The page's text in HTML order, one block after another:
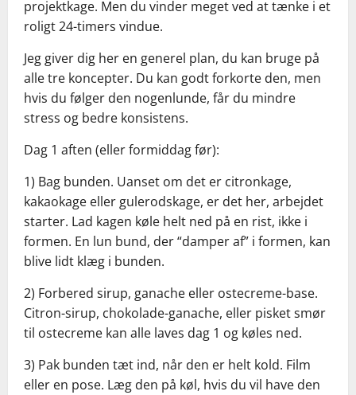
projektkage. Men du vinder meget ved at tænke i et
roligt 24-timers vindue.
Jeg giver dig her en generel plan, du kan bruge på
alle tre koncepter. Du kan godt forkorte den, men
hvis du følger den nogenlunde, får du mindre
stress og bedre konsistens.
Dag 1 aften (eller formiddag før):
1) Bag bunden. Uanset om det er citronkage,
kakaokage eller gulerodskage, er det her, arbejdet
starter. Lad kagen køle helt ned på en rist, ikke i
formen. En lun bund, der “damper af” i formen, kan
blive lidt klæg i bunden.
2) Forbered sirup, ganache eller ostecreme-base.
Citron-sirup, chokolade-ganache, eller pisket smør
til ostecreme kan alle laves dag 1 og køles ned.
3) Pak bunden tæt ind, når den er helt kold. Film
eller en pose. Læg den på køl, hvis du vil have den